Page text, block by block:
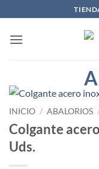
al
contenido
INICIO / ABALORIOS
Colgante
Uds.